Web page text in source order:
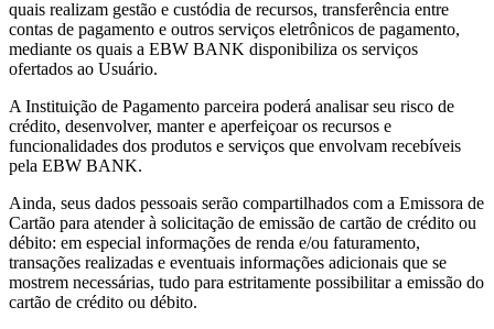
quais realizam gestão e custódia de recursos, transferência entre
contas de pagamento e outros serviços eletrônicos de pagamento,
mediante os quais a EBW BANK disponibiliza os serviços
ofertados ao Usuário.
A Instituição de Pagamento parceira poderá analisar seu risco de
crédito, desenvolver, manter e aperfeiçoar os recursos e
funcionalidades dos produtos e serviços que envolvam recebíveis
pela EBW BANK.
Ainda, seus dados pessoais serão compartilhados com a Emissora de
Cartão para atender à solicitação de emissão de cartão de crédito ou
débito: em especial informações de renda e/ou faturamento,
transações realizadas e eventuais informações adicionais que se
mostrem necessárias, tudo para estritamente possibilitar a emissão do
cartão de crédito ou débito.